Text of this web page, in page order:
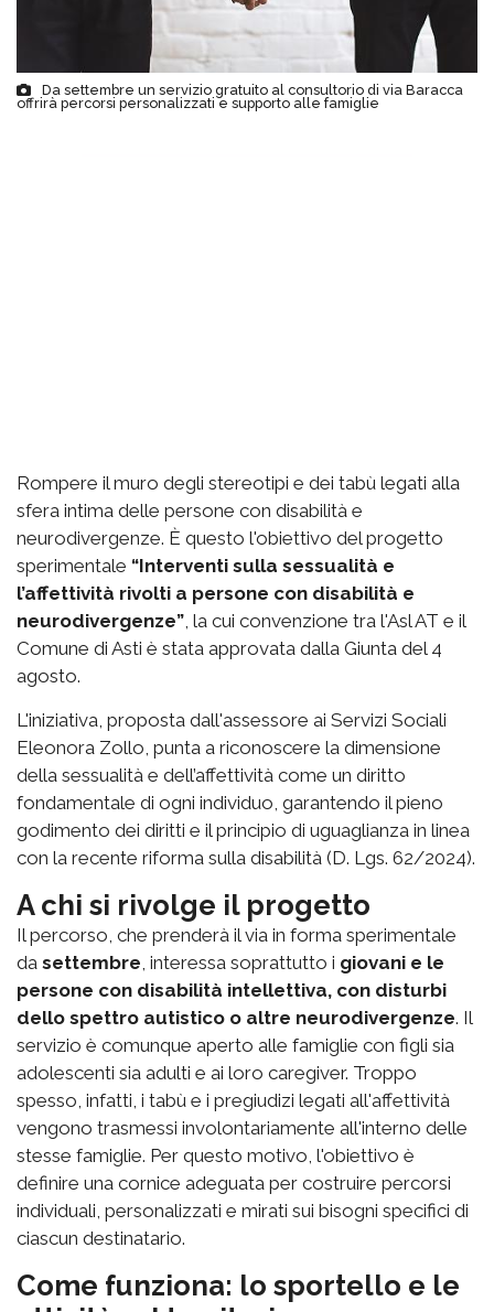
Da settembre un servizio gratuito al consultorio di via Baracca
offrirà percorsi personalizzati e supporto alle famiglie
Rompere il muro degli stereotipi e dei tabù legati alla
sfera intima delle persone con disabilità e
neurodivergenze. È questo l'obiettivo del progetto
sperimentale “Interventi sulla sessualità e
l’affettività rivolti a persone con disabilità e
neurodivergenze”, la cui convenzione tra l'Asl AT e il
Comune di Asti è stata approvata dalla Giunta del 4
agosto.
L'iniziativa, proposta dall'assessore ai Servizi Sociali
Eleonora Zollo, punta a riconoscere la dimensione
della sessualità e dell’affettività come un diritto
fondamentale di ogni individuo, garantendo il pieno
godimento dei diritti e il principio di uguaglianza in linea
con la recente riforma sulla disabilità (D. Lgs. 62/2024).
A chi si rivolge il progetto
Il percorso, che prenderà il via in forma sperimentale
da settembre, interessa soprattutto i giovani e le
persone con disabilità intellettiva, con disturbi
dello spettro autistico o altre neurodivergenze. Il
servizio è comunque aperto alle famiglie con figli sia
adolescenti sia adulti e ai loro caregiver. Troppo
spesso, infatti, i tabù e i pregiudizi legati all'affettività
vengono trasmessi involontariamente all'interno delle
stesse famiglie. Per questo motivo, l'obiettivo è
definire una cornice adeguata per costruire percorsi
individuali, personalizzati e mirati sui bisogni specifici di
ciascun destinatario.
Come funziona: lo sportello e le